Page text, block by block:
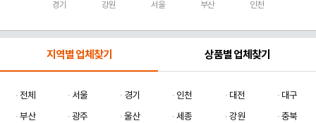
경기 강원 서울 부산 인천
지역별 업체찾기 상품별 업체찾기
전체 서울 경기 인천 대전
대구
부산
광주 울산 세종 강원
충북